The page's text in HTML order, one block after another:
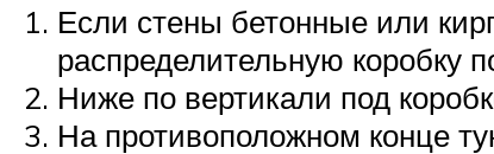
Если стены бетонные или
распределительную коробку
Ниже по вертикали под
На противоположном конце